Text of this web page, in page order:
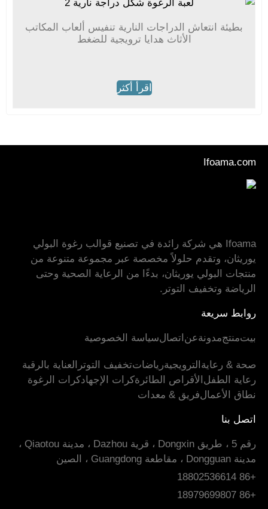
بطيئة انتعاش الدراجات النارية تنفيس ألعاب المكاتب
الأثاث هدايا ترويجية للضغط
اقرأ أكثر
Ifoama.com
Ifoama هي شركة رائدة في تصنيع قوالب رغوة البولي
يوريثان، وتقدم حلولاً مخصصة عبر مجموعة متنوعة من
منتجات البولي يوريثان، بدءًا من الرعاية الصحية وحتى
الرياضة وتخفيف التوتر.
روابط سريعة
بيتمنتجمدونةعن اتصالسياسة الخصوصية
صحة & رعاية الترويجيةرياضاتتخفيف التوتر العناية بالرقبة
رعاية الطفل الأقراص الطائرةكرات الإجهادكرات الرغوة
نطاق الأعمالفريق & معدات
اتصل بنا
رقم 5 ، طريق Dongxin ، قرية Dazhou ، مدينة Qiaotou ،
مدينة Dongguan ، مقاطعة Guangdong ، الصين
+86 18802536614
+86 18979699807